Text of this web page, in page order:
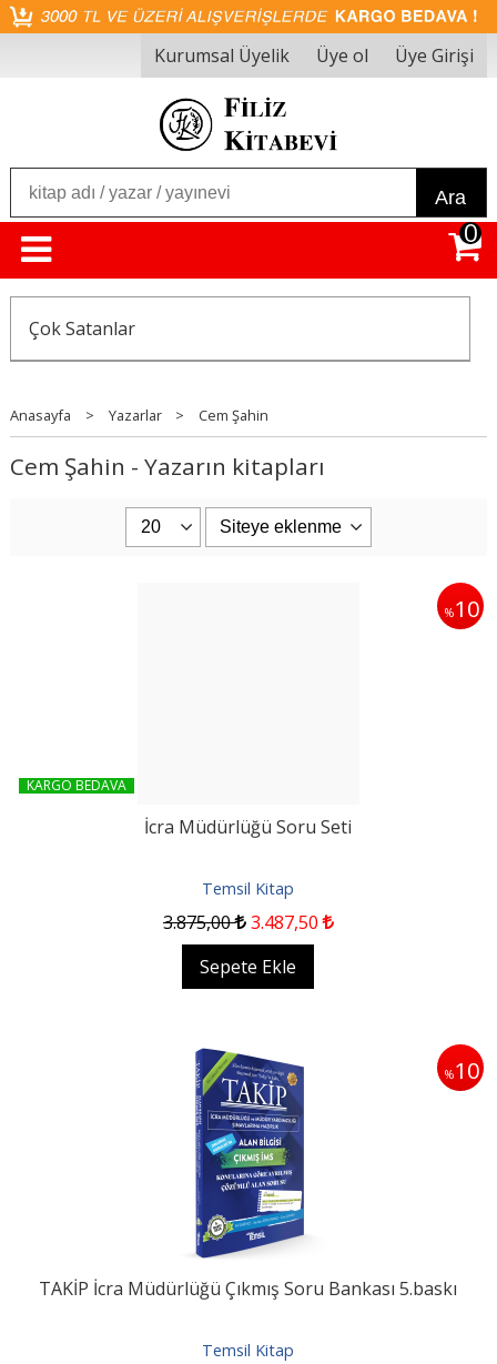
Kurumsal Üyelik Üye ol Üye Girişi
Ara
0
Çok Satanlar
Anasayfa > Yazarlar > Cem Şahin
Cem Şahin - Yazarın kitapları
%10
KARGO BEDAVA
İcra Müdürlüğü Soru Seti
Temsil Kitap
3.875,00 3.487,50
Sepete Ekle
%10
TAKİP İcra Müdürlüğü Çıkmış Soru Bankası 5.baskı
Temsil Kitap